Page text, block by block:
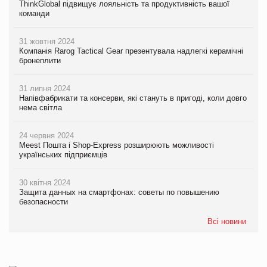
ThinkGlobal підвищує лояльність та продуктивність вашої
команди
31 жовтня 2024
Компанія Rarog Tactical Gear презентувала надлегкі керамічні
бронеплити
31 липня 2024
Напівфабрикати та консерви, які стануть в пригоді, коли довго
нема світла
24 червня 2024
Meest Пошта і Shop-Express розширюють можливості
українських підприємців
30 квітня 2024
Защита данных на смартфонах: советы по повышению
безопасности
Всі новини